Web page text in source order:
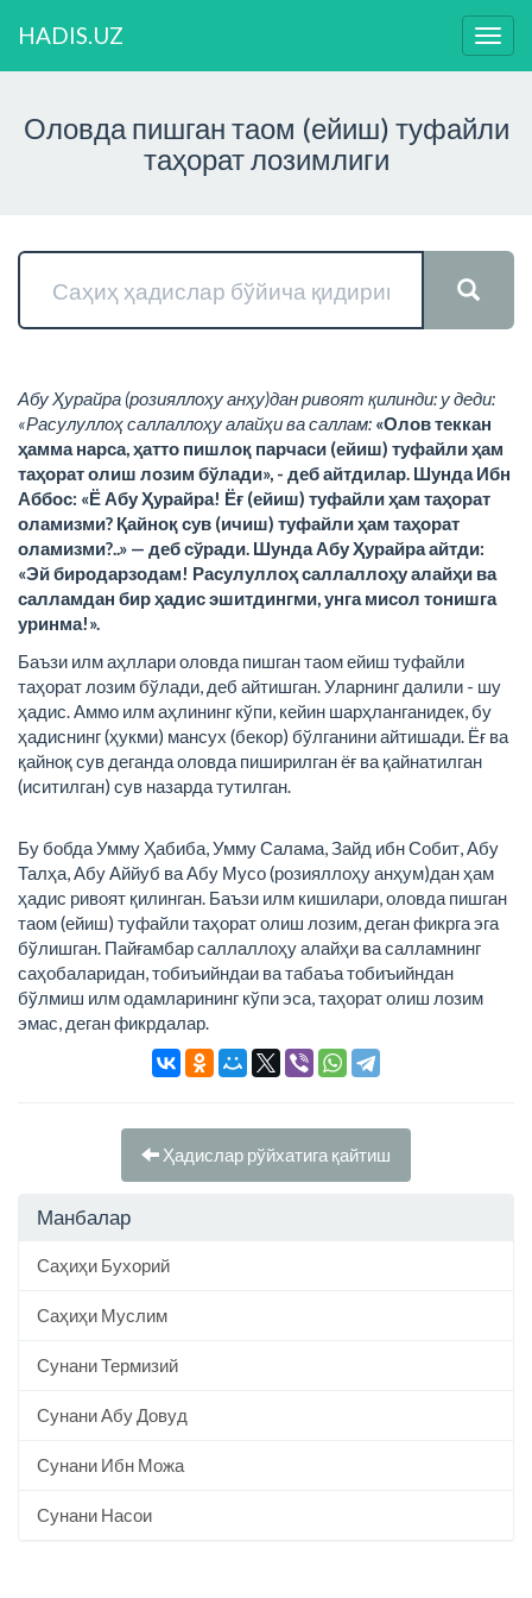
HADIS.UZ
Оловда пишган таом (ейиш) туфайли
таҳорат лозимлиги
Абу Ҳурайра (розияллоҳу анҳу)дан ривоят қилинди: у деди:
«Расулуллоҳ саллаллоҳу алайҳи ва саллам: «Олов теккан
ҳамма нарса, ҳатто пишлоқ парчаси (ейиш) туфайли ҳам
таҳорат олиш лозим бўлади», - деб айтдилар. Шунда Ибн
Аббос: «Ё Абу Ҳурайра! Ёғ (ейиш) туфайли ҳам таҳорат
оламизми? Қайноқ сув (ичиш) туфайли ҳам таҳорат
оламизми?..» — деб сўради. Шунда Абу Ҳурайра айтди:
«Эй биродарзодам! Расулуллоҳ саллаллоҳу алайҳи ва
салламдан бир ҳадис эшитдингми, унга мисол тонишга
уринма!».
Баъзи илм аҳллари оловда пишган таом ейиш туфайли
таҳорат лозим бўлади, деб айтишган. Уларнинг далили - шу
ҳадис. Аммо илм аҳлининг кўпи, кейин шарҳланганидек, бу
ҳадиснинг (ҳукми) мансух (бекор) бўлганини айтишади. Ёғ ва
қайноқ сув деганда оловда пиширилган ёғ ва қайнатилган
(иситилган) сув назарда тутилган.
Бу бобда Умму Ҳабиба, Умму Салама, Зайд ибн Собит, Абу
Талҳа, Абу Аййуб ва Абу Мусо (розияллоҳу анҳум)дан ҳам
ҳадис ривоят қилинган. Баъзи илм кишилари, оловда пишган
таом (ейиш) туфайли таҳорат олиш лозим, деган фикрга эга
бўлишган. Пайғамбар саллаллоҳу алайҳи ва салламнинг
саҳобаларидан, тобиъийндаи ва табаъа тобиъийндан
бўлмиш илм одамларининг кўпи эса, таҳорат олиш лозим
эмас, деган фикрдалар.
Ҳадислар рўйхатига қайтиш
Манбалар
Саҳиҳи Бухорий
Саҳиҳи Муслим
Сунани Термизий
Сунани Абу Довуд
Сунани Ибн Можа
Сунани Насои